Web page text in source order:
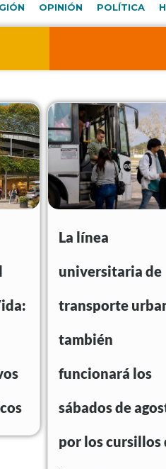
OPINIÓN POLÍTICA
La línea
universitaria de
transporte
también
funcionará los
sábados de
por los cursillos